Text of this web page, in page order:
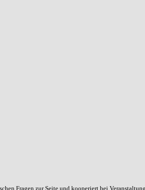
Fragen zur Seite und kooperiert bei